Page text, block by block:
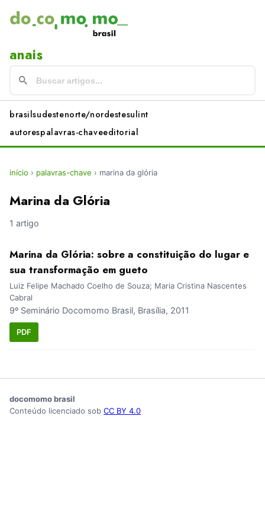
anais
brasilsudestenorte/nordestesulint
autorespalavras-chaveeditorial
início › palavras-chave › marina da glória
Marina da Glória
1 artigo
Marina da Glória: sobre a constituição do lugar e
sua transformação em gueto
Luiz Felipe Machado Coelho de Souza; Maria Cristina Nascentes
Cabral
9º Seminário Docomomo Brasil, Brasília, 2011
PDF
docomomo brasil
Conteúdo licenciado sob CC BY 4.0